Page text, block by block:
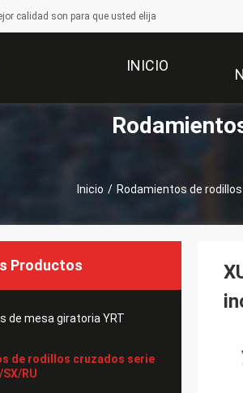
calidad son para que usted elija
INICIO
Inicio / Rodamientos de
Productos
de mesa giratoria YRT
de rodillos cruzados serie
SX/RU